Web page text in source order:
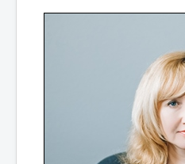
Прокуратура разъясняет
ПРИЕМ В 1 КЛАСС